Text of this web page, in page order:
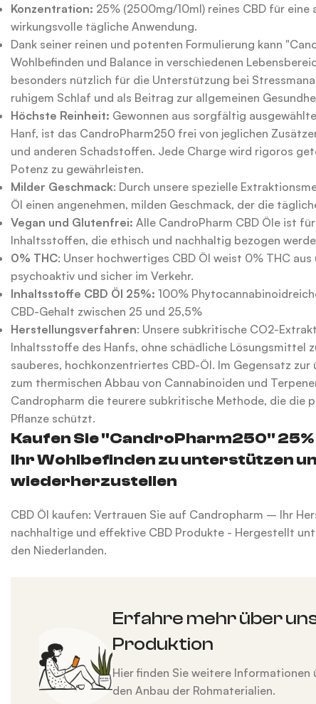
Konzentration: 25% (2500mg/10ml) reines CBD für eine
wirkungsvolle tägliche Anwendung.
Dank seiner reinen und potenten Formulierung kann
Wohlbefinden und Balance in verschiedenen
besonders nützlich für die Unterstützung bei
ruhigem Schlaf und als Beitrag zur allgemeinen
Höchste Reinheit: Gewonnen aus sorgfältig
Hanf, ist das CandroPharm250 frei von jeglichen
und anderen Schadstoffen. Jede Charge wird rigoros
Potenz zu gewährleisten.
Milder Geschmack: Durch unsere spezielle
Öl einen angenehmen, milden Geschmack, der die
Vegan und Glutenfrei: Alle CandroPharm CBD Öle ist
Inhaltsstoffen, die ethisch und nachhaltig bezogen
0% THC: Unser hochwertiges CBD Öl weist 0% THC
psychoaktiv und sicher im Verkehr.
Inhaltsstoffe CBD Öl 25%: 100%
CBD-Gehalt zwischen 25 und 25,5%
Herstellungsverfahren: Unsere subkritische CO2-
Inhaltsstoffe des Hanfs, ohne schädliche Lösungsmittel
sauberes, hochkonzentriertes CBD-Öl. Im Gegensatz
zum thermischen Abbau von Cannabinoiden und
Candropharm die teurere subkritische Methode, die die
Pflanze schützt.
Kaufen Sie "CandroPharm250" 25%
Ihr Wohlbefinden zu unterstützen
wiederherzustellen
CBD Öl kaufen: Vertrauen Sie auf Candropharm – Ihr
nachhaltige und effektive CBD Produkte - Hergestellt
den Niederlanden.
Erfahre mehr über
Produktion
Hier finden Sie weitere Informationen
den Anbau der Rohmaterialien.